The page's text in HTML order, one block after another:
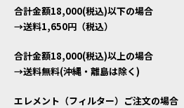
合計金額18,000(税込)以下の場合
→送料1,650円（税込）
合計金額18,000(税込)以上の場合
→送料無料(沖縄・離島は除く)
エレメント（フィルター）ご注文の場合